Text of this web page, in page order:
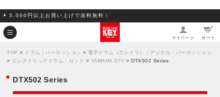
5,000円以上お買い上げで送料無料！
マイページ カート
TOP > ドラム｜パーカッション > 電子ドラム（エレドラ）｜デジタル・パーカッション
> エレクトリックドラム・セット > YAMAHA DTX > DTX502 Series
DTX502 Series